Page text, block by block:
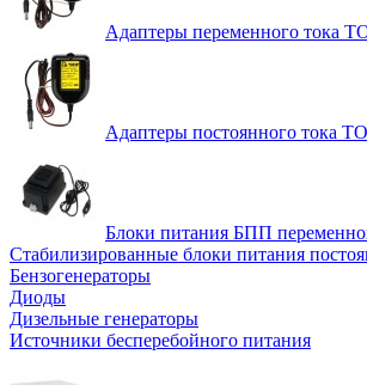
Адаптеры переменного тока
Адаптеры постоянного тока
Блоки питания БПП
Стабилизированные блоки питания
Бензогенераторы
Диоды
Дизельные генераторы
Источники бесперебойного питания